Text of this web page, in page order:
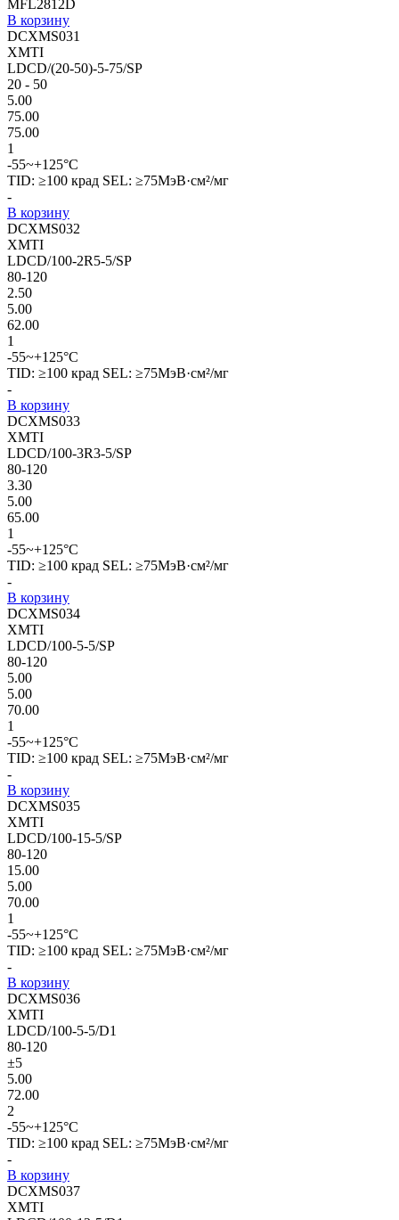
MFL2812D
В корзину
DCXMS031
XMTI
LDCD/(20-50)-5-75/SP
20 - 50
5.00
75.00
75.00
1
-55~+125°C
TID: ≥100 крад SEL: ≥75МэВ·см²/мг
-
В корзину
DCXMS032
XMTI
LDCD/100-2R5-5/SP
80-120
2.50
5.00
62.00
1
-55~+125°C
TID: ≥100 крад SEL: ≥75МэВ·см²/мг
-
В корзину
DCXMS033
XMTI
LDCD/100-3R3-5/SP
80-120
3.30
5.00
65.00
1
-55~+125°C
TID: ≥100 крад SEL: ≥75МэВ·см²/мг
-
В корзину
DCXMS034
XMTI
LDCD/100-5-5/SP
80-120
5.00
5.00
70.00
1
-55~+125°C
TID: ≥100 крад SEL: ≥75МэВ·см²/мг
-
В корзину
DCXMS035
XMTI
LDCD/100-15-5/SP
80-120
15.00
5.00
70.00
1
-55~+125°C
TID: ≥100 крад SEL: ≥75МэВ·см²/мг
-
В корзину
DCXMS036
XMTI
LDCD/100-5-5/D1
80-120
±5
5.00
72.00
2
-55~+125°C
TID: ≥100 крад SEL: ≥75МэВ·см²/мг
-
В корзину
DCXMS037
XMTI